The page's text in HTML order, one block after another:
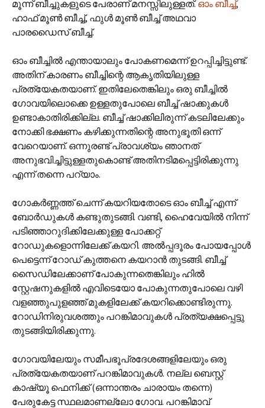
മൂന്ന് ബീച്ചുകളുടെ പേരാണ് മനസ്സിലുള്ളത്.ഓം ബീച്ച്,
ഹാഫ് മൂണ്‍ ബീച്ച്, ഫുള്‍ മൂണ്‍ ബീച്ച് അഥവാ
പാരഡൈസ് ബീച്ച്.
ഓം ബീച്ചില്‍ എന്തായാലും പോകണമെന്ന് ഉറപ്പിച്ചിട്ടുണ്ട്.
അതിന് കാരണം ബീച്ചിന്റെ ആകൃതിയിലുള്ള
പ്രത്യേകതയാണ്. ഇതിലേതെങ്കിലും ഒരു ബീച്ചില്‍
ഗോവയിലൊക്കെ ഉള്ളതുപോലെ ബീച്ച് ഷാക്കുകള്‍
ഉണ്ടാകാതിരിക്കില്ല. ബീച്ച് ഷാക്കിലിരുന്ന് കടലിലേക്കും
നോക്കി ഭക്ഷണം കഴിക്കുന്നതിന്റെ അനുഭൂതി ഒന്ന്
വേറെയാണ്. ഒന്നുരണ്ട് പ്രാവശ്യം ഞാനത്
അനുഭവിച്ചിട്ടുള്ളതുകൊണ്ട് അതിനടിമപ്പെട്ടിരിക്കുന്നു
എന്ന് തന്നെ പറ്യാം.
ഗോകര്‍ണ്ണത്ത് ചെന്ന് കയറിയതോടെ ഓം ബീച്ച് എന്ന്
ബോര്‍ഡുകള്‍ കണ്ടുതുടങ്ങി. വണ്ടി, ഹൈവേയില്‍ നിന്ന്
പടിഞ്ഞാറുദിക്കിലേക്കുള്ള പോക്കറ്റ്
റോഡുകളൊന്നിലേക്ക് കയറി. അല്‍പ്പദൂരം പോയപ്പോള്‍
പെട്ടെന്ന് റോഡ് കുത്തനെ കയറാന്‍ തുടങ്ങി. ബീച്ച്
സൈഡിലേക്കാണ് പോകുന്നതെങ്കിലും ഹില്‍
സ്റ്റേഷനുകളില്‍ എവിടെയോ പോകുന്നതുപോലെ വഴി
വളഞ്ഞുപുളഞ്ഞ് മുകളിലേക്ക് കയറിക്കൊണ്ടിരുന്നു.
റോഡിനിരുവശത്തും പറങ്കിമാവുകള്‍ പ്രത്യക്ഷപ്പെട്ടു
തുടങ്ങിയിരിക്കുന്നു.
ഗോവയിലേയും സമീപഭൂപ്രദേശങ്ങളിലേയും ഒരു
പ്രത്യേകതയാണ് പറങ്കിമാവുകള്‍. നല്ല ബെസ്റ്റ്
കാഷ്യൂ ഫെനിക്ക് (ഒന്നാന്തരം ചാരായം തന്നെ)
പേരുകേട്ട സ്ഥലമാണല്ലോ ഗോവ. പറങ്കിമാവ്